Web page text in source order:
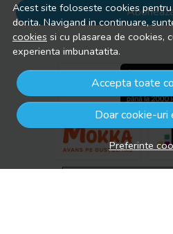
Acest site foloseste cookies
dorita. Navigand in continuare,
cookies si cu plasarea de cookies,
experienta imbunatatita.
Accepta toate
Doar cookie-uri
Preferinte